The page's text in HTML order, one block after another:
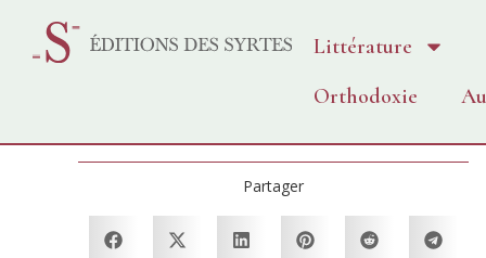
Littérature
Orthodoxie
Partager